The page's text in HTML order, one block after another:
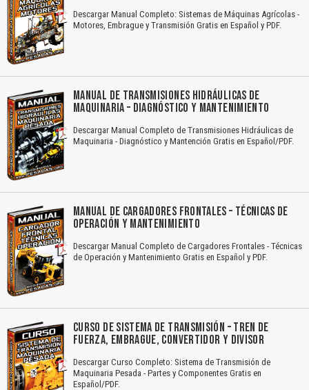
Descargar Manual Completo: Sistemas de Máquinas Agrícolas -
Motores, Embrague y Transmisión Gratis en Español y PDF.
MANUAL DE TRANSMISIONES HIDRÁULICAS DE
MAQUINARIA – DIAGNÓSTICO Y MANTENIMIENTO
Descargar Manual Completo de Transmisiones Hidráulicas de
Maquinaria - Diagnóstico y Mantención Gratis en Español/PDF.
MANUAL DE CARGADORES FRONTALES – TÉCNICAS DE
OPERACIÓN Y MANTENIMIENTO
Descargar Manual Completo de Cargadores Frontales - Técnicas
de Operación y Mantenimiento Gratis en Español y PDF.
CURSO DE SISTEMA DE TRANSMISIÓN – TREN DE
FUERZA, EMBRAGUE, CONVERTIDOR Y DIVISOR
Descargar Curso Completo: Sistema de Transmisión de
Maquinaria Pesada - Partes y Componentes Gratis en
Español/PDF.
No carga o no se visualiza el contenido.
Reportar otro tipo de error...